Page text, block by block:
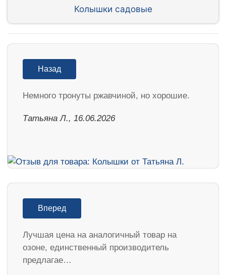
Колышки садовые
Назад
Немного тронуты ржавчиной, но хорошие.
Татьяна Л., 16.06.2026
Вперед
Лучшая цена на аналогичный товар на
озоне, единственный производитель
предлагае…